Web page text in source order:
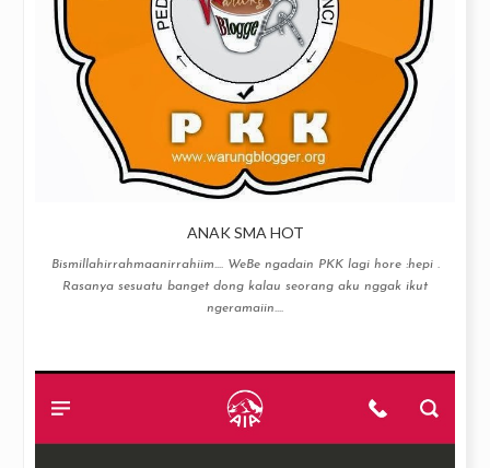
ANAK SMA HOT
Bismillahirrahmaanirrahiim…. WeBe ngadain PKK lagi hore :hepi .
Rasanya sesuatu banget dong kalau seorang aku nggak ikut
ngeramaiin....